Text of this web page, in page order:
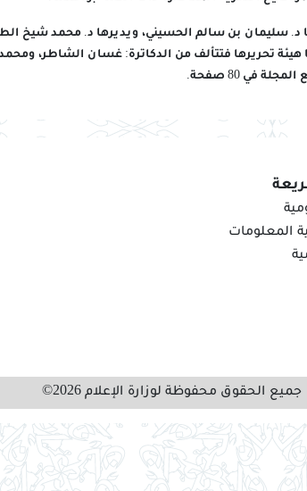
د. سليمان بن سالم الحسيني، ويديرها د. محمد شيخ
هيئة تحريرها فتتألف من الدكاترة: غسان الشاطر،
في 80 صفحة.
المعلومات
جميع الحقوق محفوظة لوزارة الإعلام 2026©